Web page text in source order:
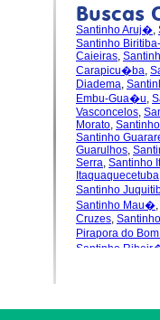
Buscas
Santinho Aruj�,
Santinho
Caieiras,
Carapicu�ba,
Diadema,
Embu-Gua�u,
Vasconcelos,
Morato,
Santinho
Guarulhos,
Serra, Santinho
Itaquaquecetuba
Santinho
Santinho Mau�,
Cruzes,
Pirapora do
Santinho
Santinho Santo